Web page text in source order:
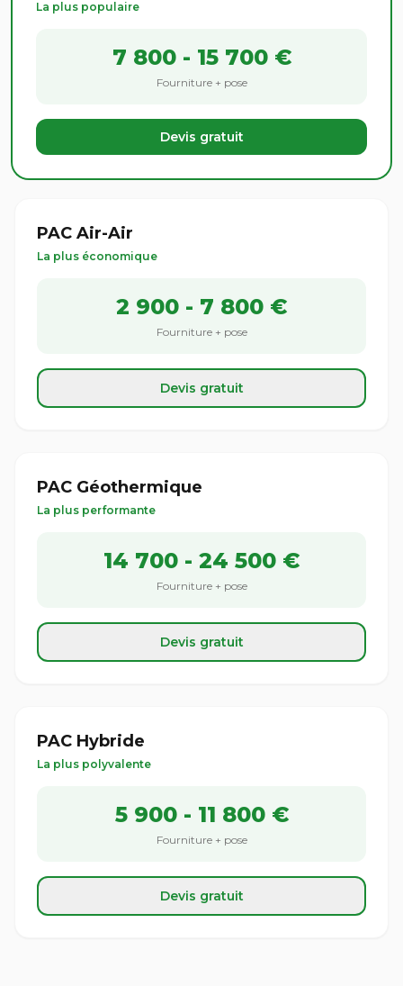
La plus populaire
7 800 - 15 700 €
Fourniture + pose
Devis gratuit
PAC Air-Air
La plus économique
2 900 - 7 800 €
Fourniture + pose
Devis gratuit
PAC Géothermique
La plus performante
14 700 - 24 500 €
Fourniture + pose
Devis gratuit
PAC Hybride
La plus polyvalente
5 900 - 11 800 €
Fourniture + pose
Devis gratuit